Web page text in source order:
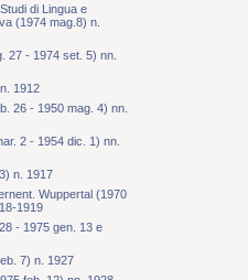
di Lingua e
(1974 mag.8) n.
27 - 1974 set. 5) nn.
1912
26 - 1950 mag. 4) nn.
2 - 1954 dic. 1) nn.
n. 1917
Wuppertal (1970
1919
- 1975 gen. 13 e
7) n. 1927